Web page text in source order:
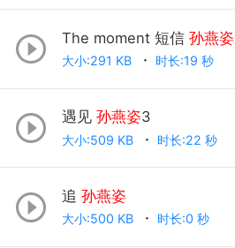
The moment 短信 孙燕姿
大小:291 KB 时长:19 秒
遇见 孙燕姿3
大小:509 KB 时长:22 秒
追 孙燕姿
大小:500 KB 时长:0 秒